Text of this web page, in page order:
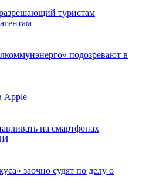
туристам
подозревают в
Apple
на смартфонах
заочно судят по делу о